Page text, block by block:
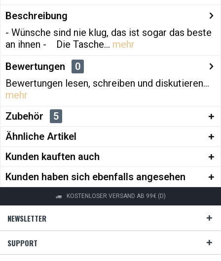
Beschreibung
- Wünsche sind nie klug, das ist sogar das beste
an ihnen - Die Tasche... mehr
Bewertungen
0
Bewertungen lesen, schreiben und diskutieren...
mehr
Zubehör
5
Ähnliche Artikel
Kunden kauften auch
Kunden haben sich ebenfalls angesehen
KOSTENLOSER VERSAND AB 99€ (D)
NEWSLETTER
SUPPORT